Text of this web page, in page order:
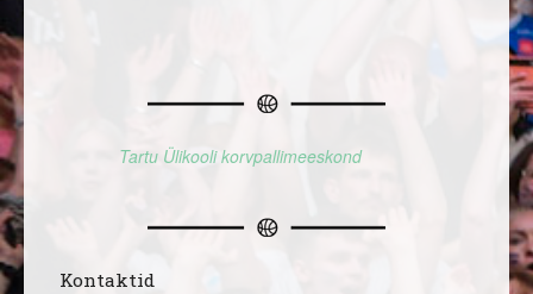
Tartu Ülikooli korvpallimeeskond
Kontaktid